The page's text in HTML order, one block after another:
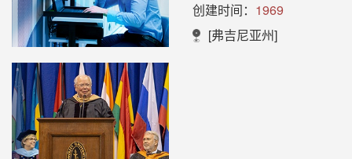
创建时间： 1969
[弗吉尼亚州]